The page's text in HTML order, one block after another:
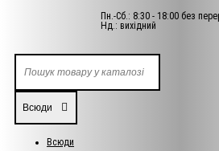
Пн.-Сб.: 8:30 - 18:00 без
Нд.: вихідний
Всюди
Всюди